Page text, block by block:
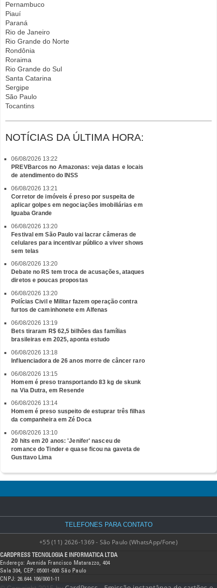
Pernambuco
Piauí
Paraná
Rio de Janeiro
Rio Grande do Norte
Rondônia
Roraima
Rio Grande do Sul
Santa Catarina
Sergipe
São Paulo
Tocantins
NOTÍCIAS DA ÚLTIMA HORA:
06/08/2026 13:22
PREVBarcos no Amazonas: veja datas e locais
de atendimento do INSS
06/08/2026 13:21
Corretor de imóveis é preso por suspeita de
aplicar golpes em negociações imobiliárias em
Iguaba Grande
06/08/2026 13:20
Festival em São Paulo vai lacrar câmeras de
celulares para incentivar público a viver shows
sem telas
06/08/2026 13:20
Debate no RS tem troca de acusações, ataques
diretos e poucas propostas
06/08/2026 13:20
Polícias Civil e Militar fazem operação contra
furtos de caminhonete em Alfenas
06/08/2026 13:19
Bets tiraram R$ 62,5 bilhões das famílias
brasileiras em 2025, aponta estudo
06/08/2026 13:18
Influenciadora de 26 anos morre de câncer raro
06/08/2026 13:15
Homem é preso transportando 83 kg de skunk
na Via Dutra, em Resende
06/08/2026 13:14
Homem é preso suspeito de estuprar três filhas
da companheira em Zé Doca
06/08/2026 13:10
20 hits em 20 anos: 'Jenifer' nasceu de
romance do Tinder e quase ficou na gaveta de
Gusttavo Lima
TELEFONES PARA CONTATO
+55 (11) 2626-1369 - São Paulo (WhatsApp/Fone)
CARDPRESS TECNOLOGIA E INFORMATICA LTDA
Endereço: Avenida Francisco Matarazzo, 404
Sala 304, CEP: 05001-000 São Paulo
CNPJ: 26.644.106/0001-11